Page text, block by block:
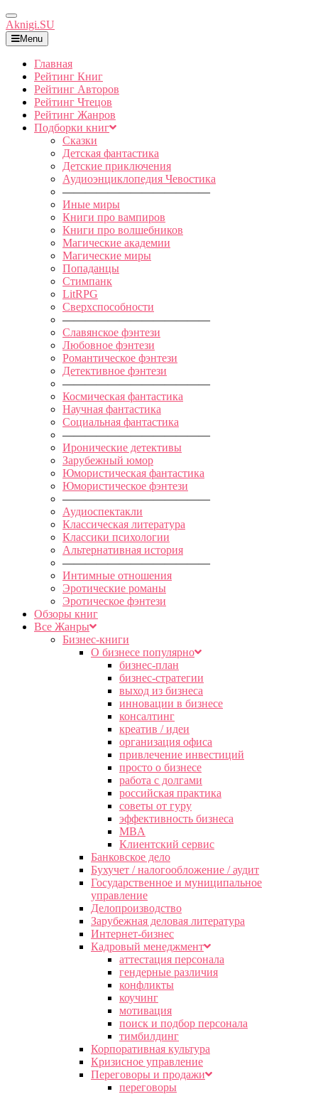
Toggle
Navigation
Aknigi.SU
Menu
Главная
Рейтинг Книг
Рейтинг Авторов
Рейтинг Чтецов
Рейтинг Жанров
Подборки книг
Сказки
Детская фантастика
Детские приключения
Аудиоэнциклопедия Чевостика
—————————————
Иные миры
Книги про вампиров
Книги про волшебников
Магические академии
Магические миры
Попаданцы
Стимпанк
LitRPG
Сверхспособности
—————————————
Славянское фэнтези
Любовное фэнтези
Романтическое фэнтези
Детективное фэнтези
—————————————
Космическая фантастика
Научная фантастика
Социальная фантастика
—————————————
Иронические детективы
Зарубежный юмор
Юмористическая фантастика
Юмористическое фэнтези
—————————————
Аудиоспектакли
Классическая литература
Классики психологии
Альтернативная история
—————————————
Интимные отношения
Эротические романы
Эротическое фэнтези
Обзоры книг
Все Жанры
Бизнес-книги
О бизнесе популярно
бизнес-план
бизнес-стратегии
выход из бизнеса
инновации в бизнесе
консалтинг
креатив / идеи
организация офиса
привлечение инвестиций
просто о бизнесе
работа с долгами
российская практика
советы от гуру
эффективность бизнеса
MBA
Клиентский сервис
Банковское дело
Бухучет / налогообложение / аудит
Государственное и муниципальное
управление
Делопроизводство
Зарубежная деловая литература
Интернет-бизнес
Кадровый менеджмент
аттестация персонала
гендерные различия
конфликты
коучинг
мотивация
поиск и подбор персонала
тимбилдинг
Корпоративная культура
Кризисное управление
Переговоры и продажи
переговоры